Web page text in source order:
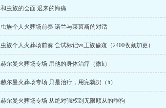
和虫族的会面 迟来的悔痛
虫族个人火葬场前奏 诺兰与莱茵斯的对话
虫族个人火葬场前奏 尝试标记vs王族偷窥（2400收藏加更）
赫尔曼火葬场专场 用他的身体治疗（微h）
赫尔曼火葬场专场 只是治疗，用完就扔（h）
赫尔曼火葬场专场 从绝对强权到无限顺从的乖狗